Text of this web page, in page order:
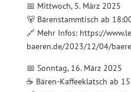
📅 Mittwoch, 5. März 2025
🐻 Bärenstammtisch ab
🔗 Mehr Infos: https://
baeren.de/2023/12/04/
📅 Sonntag, 16. März 2025
☕ Bären-Kaffeeklatsch ab